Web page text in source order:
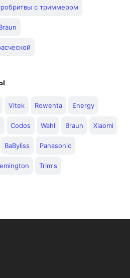
с триммером
Vitek Rowenta Energy
Codos Wahl Braun Xiaomi
BaByliss Panasonic
Trim's